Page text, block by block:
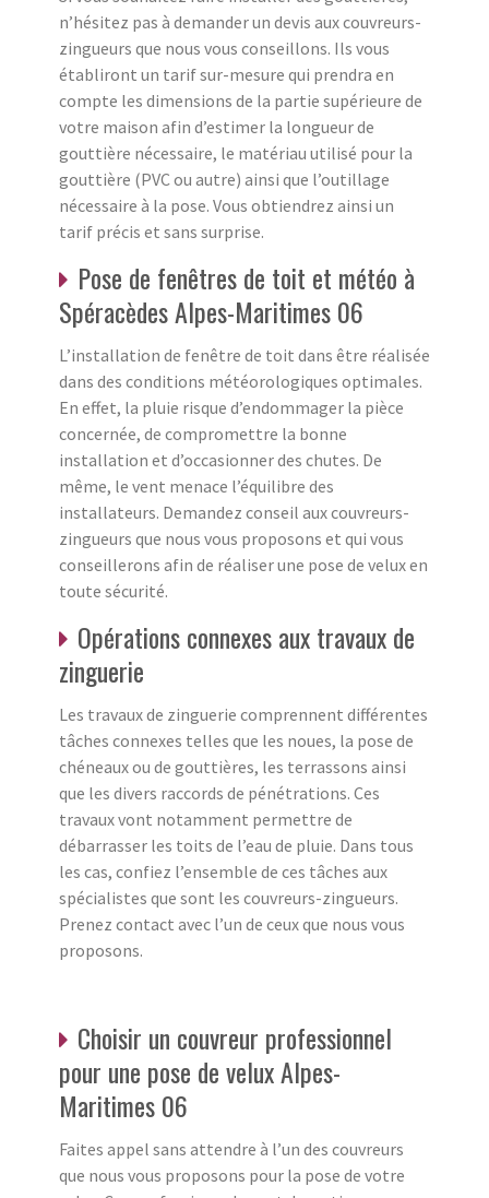
n’hésitez pas à demander un devis aux couvreurs-
zingueurs que nous vous conseillons. Ils vous
établiront un tarif sur-mesure qui prendra en
compte les dimensions de la partie supérieure de
votre maison afin d’estimer la longueur de
gouttière nécessaire, le matériau utilisé pour la
gouttière (PVC ou autre) ainsi que l’outillage
nécessaire à la pose. Vous obtiendrez ainsi un
tarif précis et sans surprise.
Pose de fenêtres de toit et météo à
Spéracèdes Alpes-Maritimes 06
L’installation de fenêtre de toit dans être réalisée
dans des conditions météorologiques optimales.
En effet, la pluie risque d’endommager la pièce
concernée, de compromettre la bonne
installation et d’occasionner des chutes. De
même, le vent menace l’équilibre des
installateurs. Demandez conseil aux couvreurs-
zingueurs que nous vous proposons et qui vous
conseillerons afin de réaliser une pose de velux en
toute sécurité.
Opérations connexes aux travaux de
zinguerie
Les travaux de zinguerie comprennent différentes
tâches connexes telles que les noues, la pose de
chéneaux ou de gouttières, les terrassons ainsi
que les divers raccords de pénétrations. Ces
travaux vont notamment permettre de
débarrasser les toits de l’eau de pluie. Dans tous
les cas, confiez l’ensemble de ces tâches aux
spécialistes que sont les couvreurs-zingueurs.
Prenez contact avec l’un de ceux que nous vous
proposons.
Choisir un couvreur professionnel
pour une pose de velux Alpes-
Maritimes 06
Faites appel sans attendre à l’un des couvreurs
que nous vous proposons pour la pose de votre